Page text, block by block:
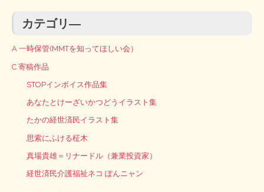
カテゴリ―
A 一時保管(MMTを知ってほしい会）
C 寄稿作品
STOPインボイス作品集
あなたとけーざいかつどうイラスト集
たかの経世済民イラスト集
思索にふける柾木
真場貴雄＝リナードル（兼業投資家）
経世済民介護福祉ネコ ぽんニャン